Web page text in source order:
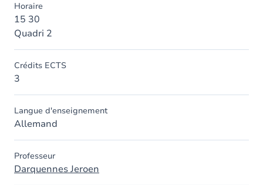
Horaire
15 30
Quadri 2
Crédits ECTS
3
Langue d'enseignement
Allemand
Professeur
Darquennes Jeroen